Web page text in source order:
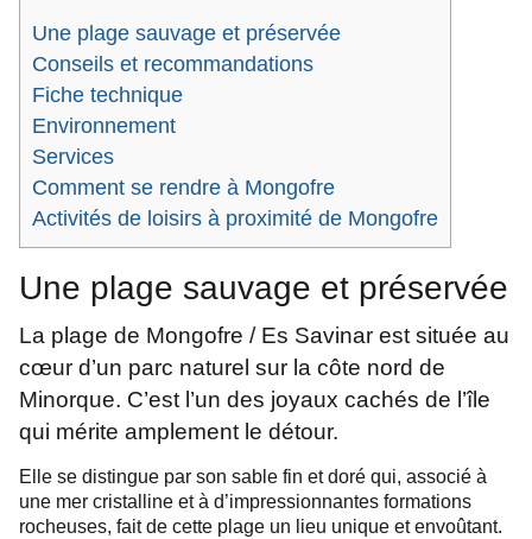
Une plage sauvage et préservée
Conseils et recommandations
Fiche technique
Environnement
Services
Comment se rendre à Mongofre
Activités de loisirs à proximité de Mongofre
Une plage sauvage et préservée
La plage de Mongofre / Es Savinar est située au
cœur d’un parc naturel sur la côte nord de
Minorque. C’est l’un des joyaux cachés de l’île
qui mérite amplement le détour.
Elle se distingue par son sable fin et doré qui, associé à
une mer cristalline et à d’impressionnantes formations
rocheuses, fait de cette plage un lieu unique et envoûtant.